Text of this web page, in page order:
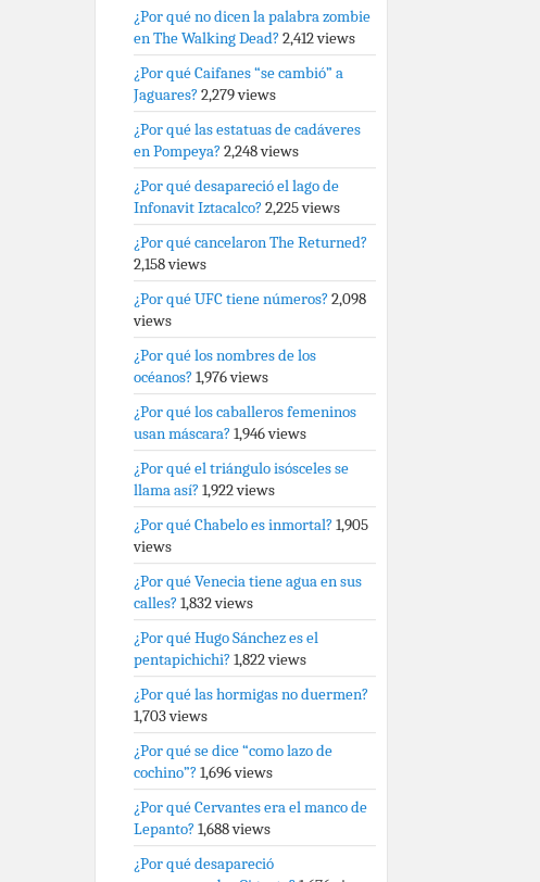
¿Por qué no dicen la palabra zombie
en The Walking Dead? 2,412 views
¿Por qué Caifanes “se cambió” a
Jaguares? 2,279 views
¿Por qué las estatuas de cadáveres
en Pompeya? 2,248 views
¿Por qué desapareció el lago de
Infonavit Iztacalco? 2,225 views
¿Por qué cancelaron The Returned?
2,158 views
¿Por qué UFC tiene números? 2,098
views
¿Por qué los nombres de los
océanos? 1,976 views
¿Por qué los caballeros femeninos
usan máscara? 1,946 views
¿Por qué el triángulo isósceles se
llama así? 1,922 views
¿Por qué Chabelo es inmortal? 1,905
views
¿Por qué Venecia tiene agua en sus
calles? 1,832 views
¿Por qué Hugo Sánchez es el
pentapichichi? 1,822 views
¿Por qué las hormigas no duermen?
1,703 views
¿Por qué se dice “como lazo de
cochino”? 1,696 views
¿Por qué Cervantes era el manco de
Lepanto? 1,688 views
¿Por qué desapareció